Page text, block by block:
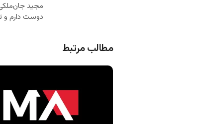
مجید
دوست دارم و
مطالب مرتبط